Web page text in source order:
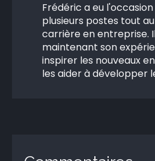
Frédéric a eu
plusieurs postes tout
carrière en entreprise.
maintenant son
inspirer les nouveaux
les aider à développer